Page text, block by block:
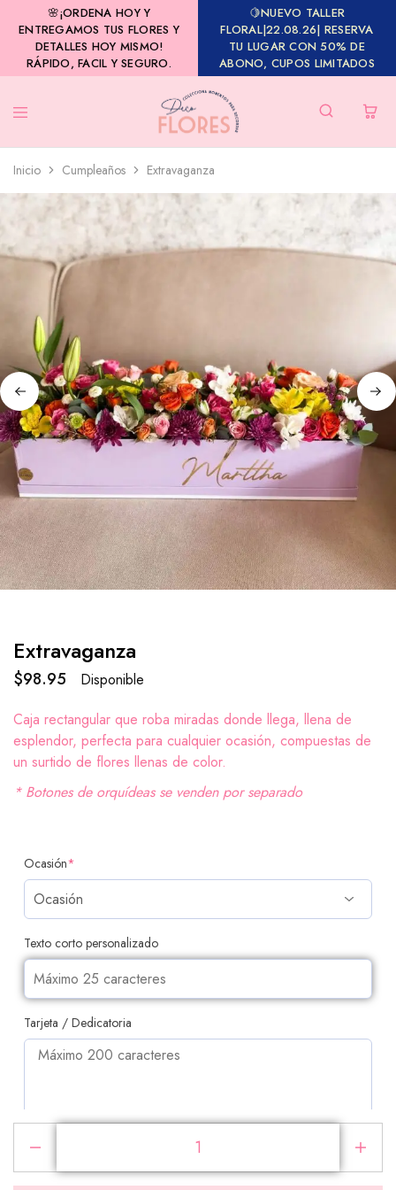
🌸¡ORDENA HOY Y
ENTREGAMOS TUS FLORES Y
DETALLES HOY MISMO!
RÁPIDO, FACIL Y SEGURO.
🍋NUEVO TALLER
FLORAL|22.08.26| RESERVA
TU LUGAR CON 50% DE
ABONO, CUPOS LIMITADOS
Inicio Cumpleaños Extravaganza
Extravaganza
$98.95
Disponible
Caja rectangular que roba miradas donde llega, llena de
esplendor, perfecta para cualquier ocasión, compuestas de
un surtido de flores llenas de color.
* Botones de orquídeas se venden por separado
Ocasión*
Texto corto personalizado
Tarjeta / Dedicatoria